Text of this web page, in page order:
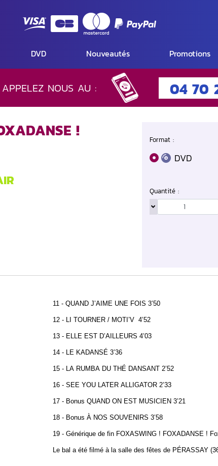
DVD Nouveautés Promotions
APPELEZ NOUS AU :
04 70
!
Format :
DVD
Quantité :
11 - QUAND J’AIME UNE FOIS 3’50
12 - LI TOURNER / MOTI’V 4’52
13 - ELLE EST D’AILLEURS 4’03
14 - LE KADANSÉ 3’36
15 - LA RUMBA DU THÉ DANSANT 2’52
16 - SEE YOU LATER ALLIGATOR 2’33
17 - Bonus QUAND ON EST MUSICIEN 3’21
18 - Bonus À NOS SOUVENIRS 3’58
19 - Générique de fin FOXASWING ! FOXADANSE !
Le bal a été filmé à la salle des fêtes de PÉRASSAY